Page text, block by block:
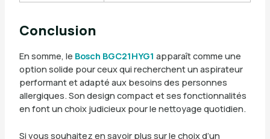
Conclusion
En somme, le Bosch BGC21HYG1 apparaît comme une
option solide pour ceux qui recherchent un aspirateur
performant et adapté aux besoins des personnes
allergiques. Son design compact et ses fonctionnalités
en font un choix judicieux pour le nettoyage quotidien.
Si vous souhaitez en savoir plus sur le choix d’un